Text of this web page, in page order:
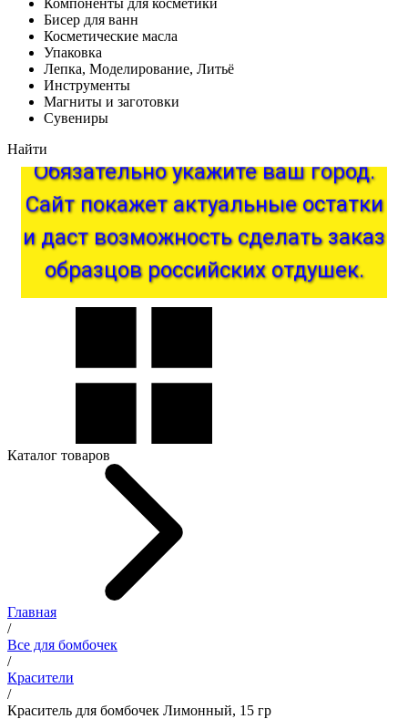
Компоненты для косметики
Бисер для ванн
Косметические масла
Упаковка
Лепка, Моделирование, Литьё
Инструменты
Магниты и заготовки
Сувениры
НайтиОбязательно
укажите ваш город.
Сайт покажет актуальные остатки
и даст возможность сделать заказ
образцов российских отдушек.
Каталог товаров
Главная
/
Все для бомбочек
/
Красители
/
Краситель для бомбочек Лимонный, 15 гр